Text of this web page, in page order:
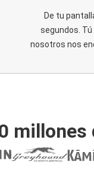
De tu
segundos.
nosotros nos
millones